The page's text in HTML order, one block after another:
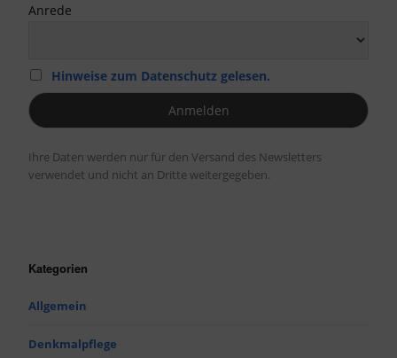
Anrede
Hinweise zum Datenschutz gelesen.
Ihre Daten werden nur für den Versand des Newsletters
verwendet und nicht an Dritte weitergegeben.
Kategorien
Allgemein
Denkmalpflege